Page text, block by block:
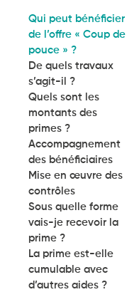
Qui peut bénéficier
de l’offre « Coup de
pouce » ?
De quels travaux
s’agit-il ?
Quels sont les
montants des
primes ?
Accompagnement
des bénéficiaires
Mise en œuvre des
contrôles
Sous quelle forme
vais-je recevoir la
prime ?
La prime est-elle
cumulable avec
d’autres aides ?